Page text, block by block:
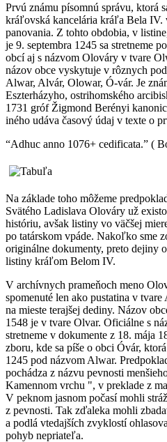
Prvú známu písomnú správu, ktorá
kráľovská kancelária kráľa Bela IV.
panovania. Z tohto obdobia, v
je 9. septembra 1245 sa stretneme
obcí aj s názvom Olováry v tvare
názov obce vyskytuje v rôznych
Alwar, Alvár, Olowar, Ó-vár. Je
Eszterházyho, ostrihomského
1731 gróf Žigmond Berényi
iného udáva časový údaj v te­xte o
“Adhuc anno 1076+ cedificata.” (
Na základe toho môžeme
Svätého Ladislava Olováry už
históriu, avšak listiny vo väčšej
po tatárskom vpáde. Nakoľko sme
originálne dokumenty, preto dejiny
listiny kráľom Belom IV.
V archívnych prameňoch meno
spomenuté len ako pustatina v tvare
na mieste terajšej dediny. Názov
1548 je v tvare Olvar. Oficiálne s
stretneme v dokumente z 18. mája
zboru, kde sa píše o obci Óvár,
1245 pod názvom Alwar.
pochádza z názvu pevnosti
Kamennom vrchu ", v preklade z
V peknom jasnom počasí mohli
z pevnosti. Tak zďaleka mohli
a podlá vtedajších zvyklostí
pohyb nepriateľa.